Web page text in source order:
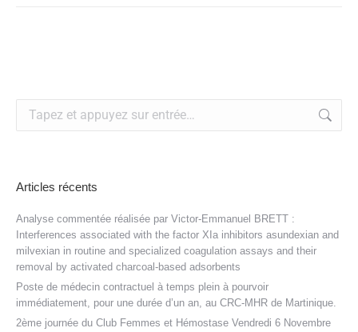
Articles récents
Analyse commentée réalisée par Victor-Emmanuel BRETT :
Interferences associated with the factor XIa inhibitors asundexian and
milvexian in routine and specialized coagulation assays and their
removal by activated charcoal-based adsorbents
Poste de médecin contractuel à temps plein à pourvoir
immédiatement, pour une durée d’un an, au CRC-MHR de Martinique.
2ème journée du Club Femmes et Hémostase Vendredi 6 Novembre